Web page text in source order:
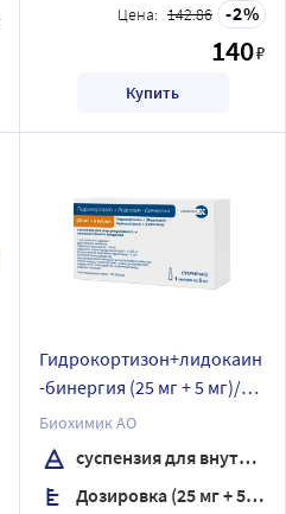
Цена: 142.86 2
140₽
Купить
Гидрокортизон+лидокаин
-бинергия (25 мг + 5 мг)/мл
1 шт. ампулы суспензия
для внутрисуставного и
околосуставного введения
5 мл
Биохимик АО
суспензия для внутрисуставного введения
Дозировка (25 мг + 5 мг)/мл